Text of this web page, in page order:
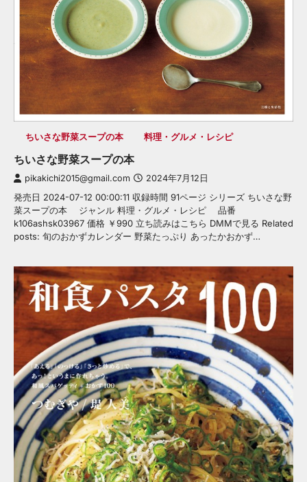
ちいさな野菜スープの本 料理・グルメ・レシピ
ちいさな野菜スープの本
pikakichi2015@gmail.com 2024年7月12日
発売日 2024-07-12 00:00:11 収録時間 91ページ シリーズ ちいさな野
菜スープの本 ジャンル 料理・グルメ・レシピ 品番
k106ashsk03967 価格 ￥990 立ち読みはこちら DMMで見る Related
posts: 旬のおかずカレンダー 野菜たっぷり あったかおかず…